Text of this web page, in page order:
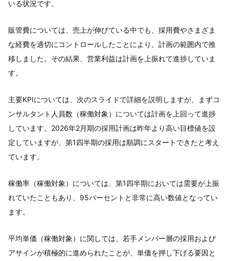
いる状況です。
販管費については、売上が伸びている中でも、採用費やさまざま
な経費を適切にコントロールしたことにより、計画の範囲内で推
移しました。その結果、営業利益は計画を上振れて進捗していま
す。
主要KPIについては、次のスライドで詳細を説明しますが、まずコ
ンサルタント人員数（稼働対象）については計画を上回って進捗
しています。2026年2月期の採用計画は昨年より高い目標値を設
定していますが、第1四半期の採用は順調にスタートできたと考え
ています。
稼働率（稼働対象）については、第1四半期においては需要が上振
れていたこともあり、95パーセントと非常に高い数値となってい
ます。
平均単価（稼働対象）に関しては、若手メンバー層の採用および
アサインが積極的に進められたことが、単価を押し下げる要因と